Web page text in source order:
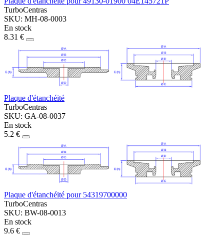
TurboCentras
SKU: MH-08-0003
En stock
8.31 €
Plaque d'étanchéité
TurboCentras
SKU: GA-08-0037
En stock
5.2 €
Plaque d'étanchéité pour 54319700000
TurboCentras
SKU: BW-08-0013
En stock
9.6 €